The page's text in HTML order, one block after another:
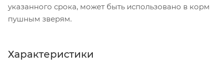
указанного срока, может быть использовано в корм
пушным зверям.
Характеристики